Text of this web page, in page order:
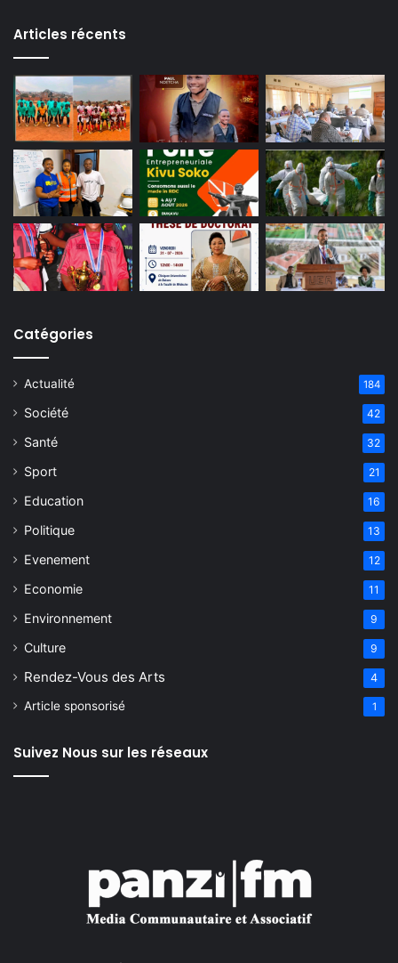
Articles récents
Catégories
Actualité 184
Société 42
Santé 32
Sport 21
Education 16
Politique 13
Evenement 12
Economie 11
Environnement 9
Culture 9
Rendez-Vous des Arts 4
Article sponsorisé 1
Suivez Nous sur les réseaux